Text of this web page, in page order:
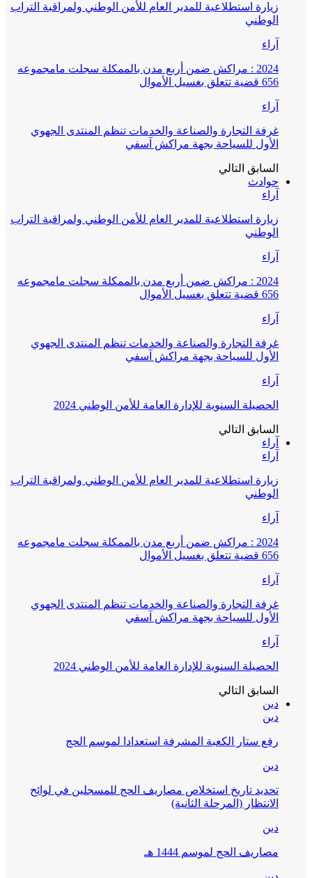
زيارة استطلاعية للمدير العام للأمن الوطني ولمراقبة التراب
الوطني
آراء
2024 : مراكش ضمن أربع مدن بالممكلة سجلت مامجموعه
656 قضية تتعلق بغسيل الأموال
آراء
غرفة التجارة والصناعة والخدمات تنظم المنتدى الجهوي
الأول للسياحة بجهة مراكش آسفي
السابق التالي
حوادث
آراء
زيارة استطلاعية للمدير العام للأمن الوطني ولمراقبة التراب
الوطني
آراء
2024 : مراكش ضمن أربع مدن بالممكلة سجلت مامجموعه
656 قضية تتعلق بغسيل الأموال
آراء
غرفة التجارة والصناعة والخدمات تنظم المنتدى الجهوي
الأول للسياحة بجهة مراكش آسفي
آراء
الحصيلة السنوية للإدارة العامة للأمن الوطني 2024
السابق التالي
آراء
آراء
زيارة استطلاعية للمدير العام للأمن الوطني ولمراقبة التراب
الوطني
آراء
2024 : مراكش ضمن أربع مدن بالممكلة سجلت مامجموعه
656 قضية تتعلق بغسيل الأموال
آراء
غرفة التجارة والصناعة والخدمات تنظم المنتدى الجهوي
الأول للسياحة بجهة مراكش آسفي
آراء
الحصيلة السنوية للإدارة العامة للأمن الوطني 2024
السابق التالي
دين
دين
رفع ستار الكعبة المشرفة استعدادا لموسم الحج
دين
تحديد تاريخ استخلاص مصاريف الحج للمسجلين في لوائح
الانتظار (المرحلة الثانية)
دين
مصاريف الحج لموسم 1444 هـ